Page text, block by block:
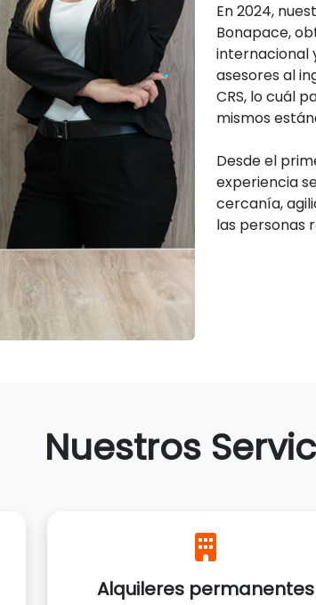
En 2024,
Bonapace,
internacional
asesores al
CRS, lo cuál
mismos
Desde el
experiencia
cercanía,
las personas
Nuestros
Alquileres permanentes